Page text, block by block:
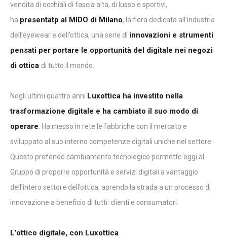
vendita di occhiali di fascia alta, di lusso e sportivi,
ha presentatp al MIDO di Milano, la fiera dedicata all’industria
dell’eyewear e dell’ottica, una serie di innovazioni e strumenti
pensati per portare le opportunità del digitale nei negozi
di ottica di tutto il mondo.
Negli ultimi quattro anni Luxottica ha investito nella
trasformazione digitale e ha cambiato il suo modo di
operare. Ha messo in rete le fabbriche con il mercato e
sviluppato al suo interno competenze digitali uniche nel settore.
Questo profondo cambiamento tecnologico permette oggi al
Gruppo di proporre opportunità e servizi digitali a vantaggio
dell’intero settore dell’ottica, aprendo la strada a un processo di
innovazione a beneficio di tutti: clienti e consumatori.
L’ottico digitale, con Luxottica